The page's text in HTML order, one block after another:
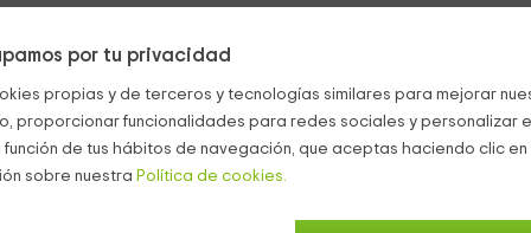
por tu privacidad
propias y de terceros y tecnologías similares para mejorar
proporcionar funcionalidades para redes sociales y personalizar
de tus hábitos de navegación, que aceptas haciendo clic
sobre nuestra Política de cookies.
Rurales)